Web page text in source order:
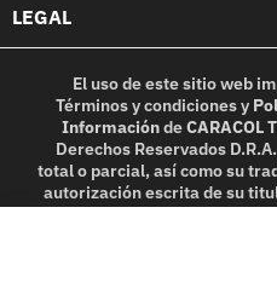
LEGAL
El uso de este sitio web
Términos y condicionesy
InformacióndeCARACOL
Derechos Reservados
total o parcial, así como su
autorización escrita de su